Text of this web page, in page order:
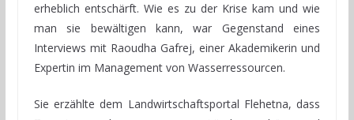
erheblich entschärft. Wie es zu der Krise kam und wie
man sie bewältigen kann, war Gegenstand eines
Interviews mit Raoudha Gafrej, einer Akademikerin und
Expertin im Management von Wasserressourcen.
Sie erzählte dem Landwirtschaftsportal Flehetna, dass